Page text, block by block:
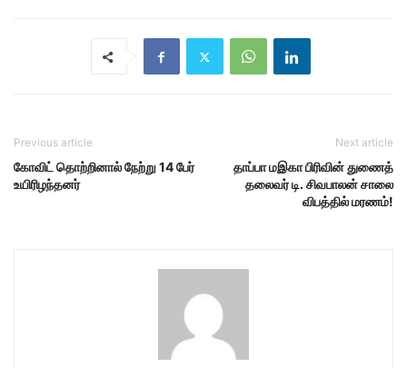
Previous article
கோவிட் தொற்றினால் நேற்று 14 பேர்
உயிரிழந்தனர்
Next article
தாப்பா மஇகா பிரிவின் துணைத்
தலைவர் டி. சிவபாலன் சாலை
விபத்தில் மரணம்!